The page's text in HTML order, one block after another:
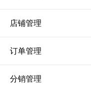
店铺管理
订单管理
分销管理